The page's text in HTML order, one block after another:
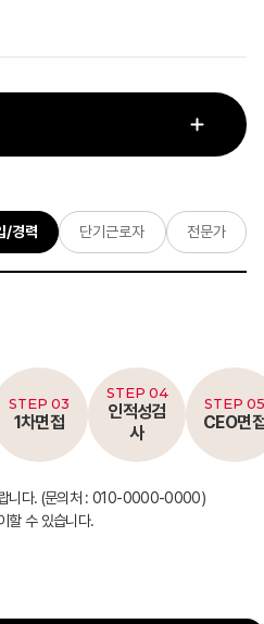
/경력 단기근로자 전문가
STEP 03
1차면접
STEP 04
인적성검
사
STEP 05
CEO면
랍니다. (문의처 : 010-0000-0000)
할 수 있습니다.